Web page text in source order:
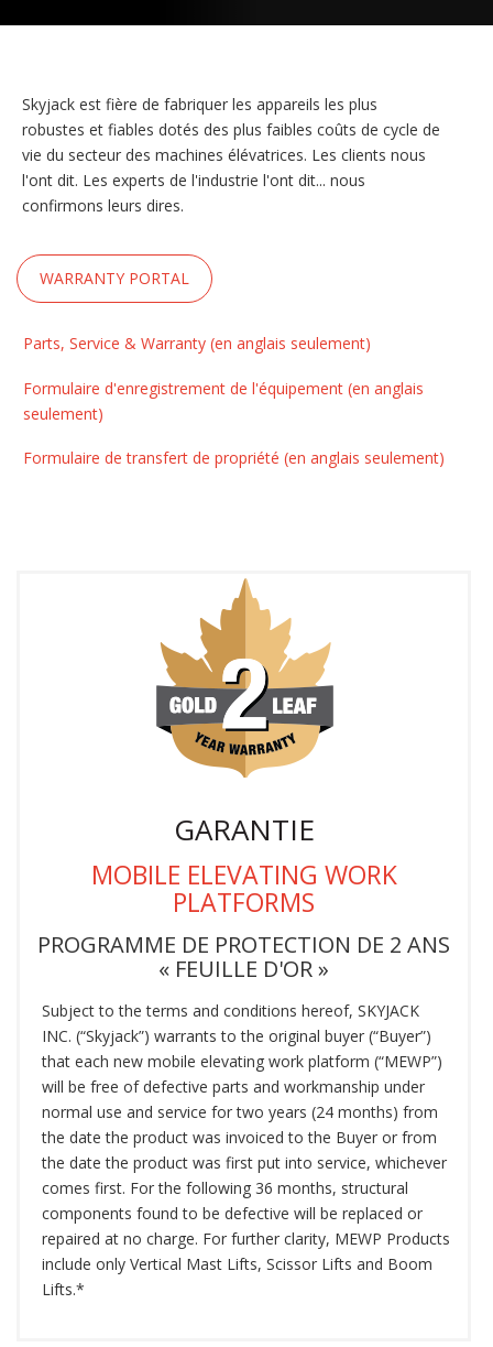
Skyjack est fière de fabriquer les appareils les plus
robustes et fiables dotés des plus faibles coûts de cycle de
vie du secteur des machines élévatrices. Les clients nous
l'ont dit. Les experts de l'industrie l'ont dit... nous
confirmons leurs dires.
WARRANTY PORTAL
Parts, Service & Warranty (en anglais seulement)
Formulaire d'enregistrement de l'équipement (en anglais
seulement)
Formulaire de transfert de propriété (en anglais seulement)
GARANTIE
MOBILE ELEVATING WORK
PLATFORMS
PROGRAMME DE PROTECTION DE 2 ANS
« FEUILLE D'OR »
Subject to the terms and conditions hereof, SKYJACK
INC. (“Skyjack”) warrants to the original buyer (“Buyer”)
that each new mobile elevating work platform (“MEWP”)
will be free of defective parts and workmanship under
normal use and service for two years (24 months) from
the date the product was invoiced to the Buyer or from
the date the product was first put into service, whichever
comes first. For the following 36 months, structural
components found to be defective will be replaced or
repaired at no charge. For further clarity, MEWP Products
include only Vertical Mast Lifts, Scissor Lifts and Boom
Lifts.*